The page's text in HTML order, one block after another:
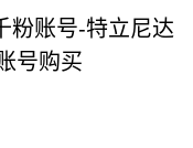
粉账号-特立尼达
号购买